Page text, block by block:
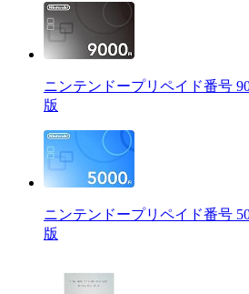
ニンテンドープリペイド番号
版
ニンテンドープリペイド番号
版